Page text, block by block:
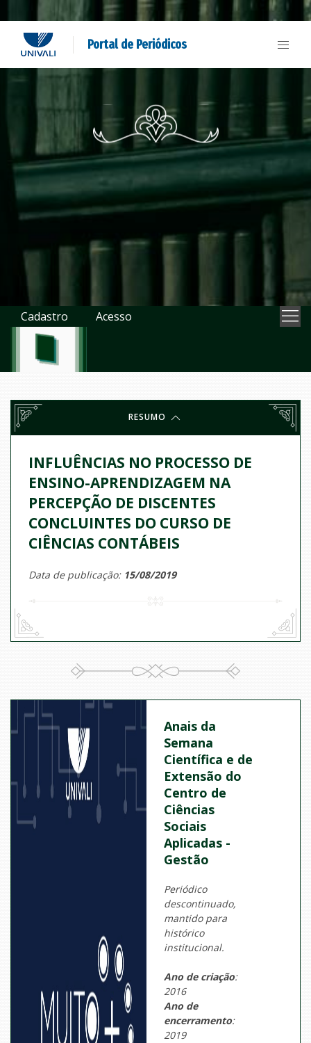
Portal de Periódicos
Cadastro Acesso
RESUMO
INFLUÊNCIAS NO PROCESSO DE
ENSINO-APRENDIZAGEM NA
PERCEPÇÃO DE DISCENTES
CONCLUINTES DO CURSO DE
CIÊNCIAS CONTÁBEIS
Data de publicação: 15/08/2019
Anais da
Semana
Científica e de
Extensão do
Centro de
Ciências
Sociais
Aplicadas -
Gestão
Periódico
descontinuado,
mantido para
histórico
institucional.
Ano de criação:
2016
Ano de
encerramento:
2019